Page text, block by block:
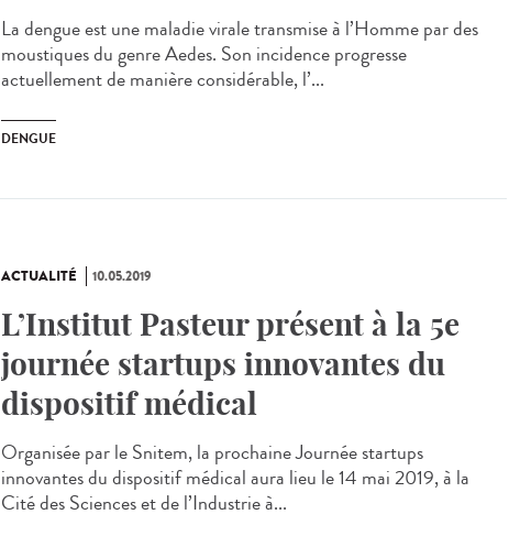
La dengue est une maladie virale transmise à l’Homme par des
moustiques du genre Aedes. Son incidence progresse
actuellement de manière considérable, l’...
DENGUE
ACTUALITÉ 10.05.2019
L’Institut Pasteur présent à la 5e
journée startups innovantes du
dispositif médical
Organisée par le Snitem, la prochaine Journée startups
innovantes du dispositif médical aura lieu le 14 mai 2019, à la
Cité des Sciences et de l’Industrie à...